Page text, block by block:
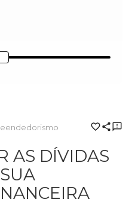
AS DÍVIDAS